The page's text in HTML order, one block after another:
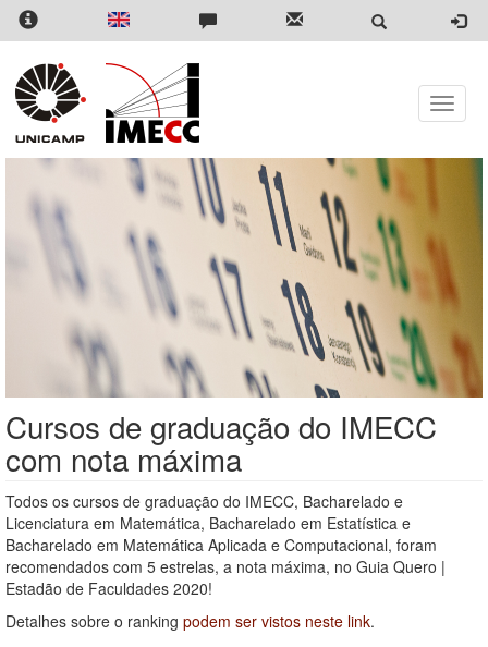
Pular
para
conteúdo
principal
Toggle
Cursos de graduação do IMECC
com nota máxima
Todos os cursos de graduação do IMECC, Bacharelado e
Licenciatura em Matemática, Bacharelado em Estatística e
Bacharelado em Matemática Aplicada e Computacional, foram
recomendados com 5 estrelas, a nota máxima, no Guia Quero |
Estadão de Faculdades 2020!
Detalhes sobre o ranking podem ser vistos neste link.